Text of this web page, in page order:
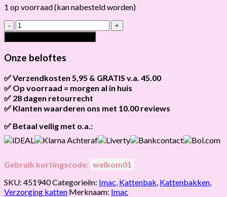
1 op voorraad (kan nabesteld worden)
IMAC
KATTENBAK
FRIDA
MET
LADE
hoeveelheid
Onze beloftes
✅ Verzendkosten 5,95 & GRATIS v.a. 45.00
Brievenbus verzendingen zijn 3,95, een pakket 5,95 en
bestellingen v.a. 45,00 worden gratis verzonden.
✅ Op voorraad = morgen al in huis
Als het product op voorraad is en je bestelt vóór 13:00, wordt
hetvandaag nog verzonden.
✅ 28 dagen retourrecht
Niet tevreden? Geen probleem! Je hebt28 dagen
✅ Klanten waarderen ons met 10.00 reviews
✅ Betaal veilig met o.a.:
Gebruik kortingscode: welkom01
SKU: 451940Categorieën: Imac Kattenbak Kattenbakken
Verzorging katten Merknaam: Imac